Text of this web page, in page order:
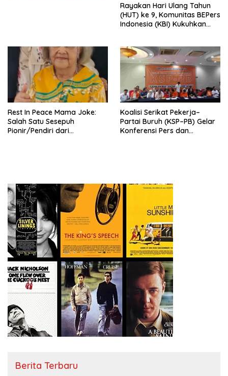
Rayakan Hari Ulang Tahun
(HUT) ke 9, Komunitas BEPers
Indonesia (KBI) Kukuhkan
Tema: “Penguatan dan
Pengembangan Organisasi
KBI yang Berbasis Riset di
seluruh Indonesia dan
Mancanegara”.
Rest In Peace Mama Joke:
Salah Satu Sesepuh
Pionir/Pendiri dari
Koalisi Serikat Pekerja–
Partai Buruh (KSP–PB) Gelar
Konferensi Pers dan
Berita Terbaru